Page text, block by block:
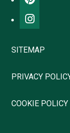
SITEMAP
PRIVACY
COOKIE POLICY